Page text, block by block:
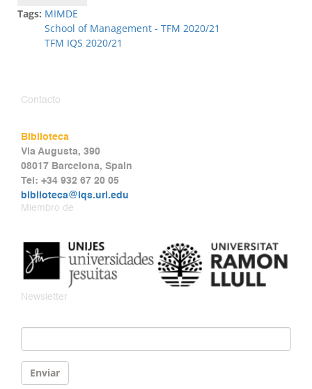
Tags: MIMDE
School of Management - TFM 2020/21
TFM IQS 2020/21
Contacto
Biblioteca
Via Augusta, 390
08017 Barcelona, Spain
Tel: +34 932 67 20 05
biblioteca@iqs.url.edu
Miembro de
Newsletter
Enviar